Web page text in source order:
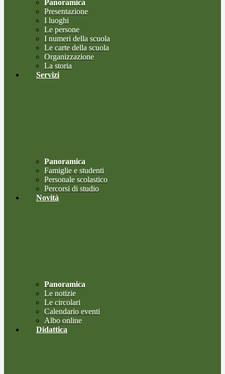
Panoramica
Presentazione
I luoghi
Le persone
I numeri della scuola
Le carte della scuola
Organizzazione
La storia
Servizi
Panoramica
Famiglie e studenti
Personale scolastico
Percorsi di studio
Novità
Panoramica
Le notizie
Le circolari
Calendario eventi
Albo online
Didattica